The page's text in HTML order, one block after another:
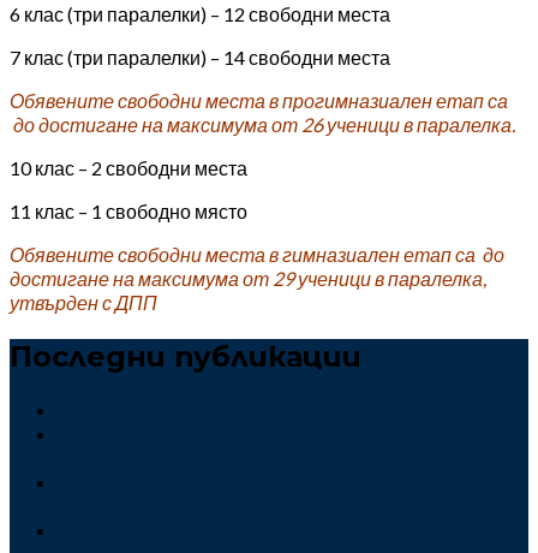
6 клас (три паралелки) – 12 свободни места
7 клас (три паралелки) – 14 свободни места
Обявените свободни места в прогимназиален етап са
до достигане на максимума от 26 ученици в паралелка.
10 клас – 2 свободни места
11 клас – 1 свободно място
Обявените свободни места в гимназиален етап са до
достигане на максимума от 29 ученици в паралелка,
утвърден с ДПП
Последни публикации